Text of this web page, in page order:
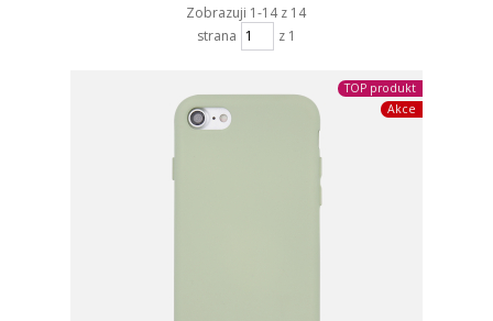
Zobrazuji 1-14 z 14
strana
z 1
TOP produkt
Akce